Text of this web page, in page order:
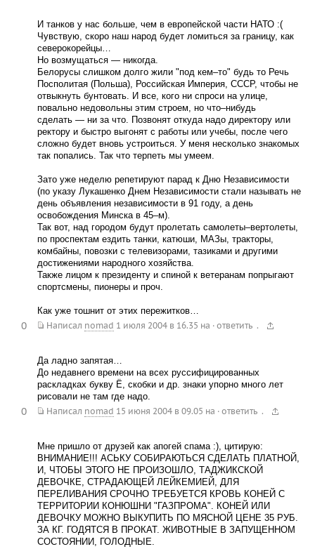
И танков у нас больше, чем в европейской части НАТО :(
Чувствую, скоро наш народ будет ломиться за границу, как
северокорейцы…
Но возмущаться — никогда.
Белорусы слишком долго жили "под кем–то" будь то Речь
Посполитая (Польша), Российская Империя, СССР, чтобы не
отвыкнуть бунтовать. И все, кого ни спроси на улице,
повально недовольны этим строем, но что–нибудь
сделать — ни за что. Позвонят откуда надо директору или
ректору и быстро выгонят с работы или учебы, после чего
сложно будет вновь устроиться. У меня несколько знакомых
так попались. Так что терпеть мы умеем.
Зато уже неделю репетируют парад к Дню Независимости
(по указу Лукашенко Днем Независимости стали называть не
день объявления независимости в 91 году, а день
освобождения Минска в 45–м).
Так вот, над городом будут пролетать самолеты–вертолеты,
по проспектам ездить танки, катюши, МАЗы, тракторы,
комбайны, повозки с телевизорами, тазиками и другими
достижениями народного хозяйства.
Также лицом к президенту и спиной к ветеранам попрыгают
спортсмены, пионеры и проч.
Как уже тошнит от этих пережитков…
Написал nomad 1 июля 2004 в 16.35 на · ответить .
0
Да ладно запятая…
До недавнего времени на всех руссифицированных
раскладках букву Ё, скобки и др. знаки упорно много лет
рисовали не там где надо.
Написал nomad 15 июня 2004 в 09.05 на · ответить .
0
Мне пришло от друзей как апогей спама :), цитирую:
ВНИМАНИЕ!!! АСЬКУ СОБИРАЮТЬСЯ СДЕЛАТЬ ПЛАТНОЙ,
И, ЧТОБЫ ЭТОГО НЕ ПРОИЗОШЛО, ТАДЖИКСКОЙ
ДЕВОЧКЕ, СТРАДАЮЩЕЙ ЛЕЙКЕМИЕЙ, ДЛЯ
ПЕРЕЛИВАНИЯ СРОЧНО ТРЕБУЕТСЯ КРОВЬ КОНЕЙ С
ТЕРРИТОРИИ КОНЮШНИ "ГАЗПРОМА". КОНЕЙ ИЛИ
ДЕВОЧКУ МОЖНО ВЫКУПИТЬ ПО МЯСНОЙ ЦЕНЕ 35 РУБ.
ЗА КГ. ГОДЯТСЯ В ПРОКАТ. ЖИВОТНЫЕ В ЗАПУЩЕННОМ
СОСТОЯНИИ, ГОЛОДНЫЕ.